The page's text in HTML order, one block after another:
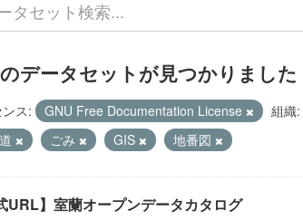
データセットが見つかりました
ス: GNU Free Documentation License 組織:
ごみ GIS 地番図
URL】室蘭オープンデータカタログ